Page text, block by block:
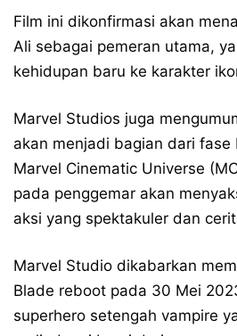
Film ini dikonfirmasi akan
Ali sebagai pemeran utama,
kehidupan baru ke karakter
Marvel Studios juga
akan menjadi bagian dari fase
Marvel Cinematic Universe
pada penggemar akan
aksi yang spektakuler dan
Marvel Studio dikabarkan
Blade reboot pada 30 Mei
superhero setengah vampire